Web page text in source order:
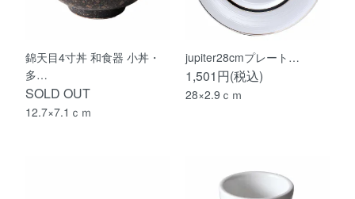
錦天目4寸丼 和食器 小丼・
多…
SOLD OUT
12.7×7.1ｃｍ
jupiter28cmプレート…
1,501円(税込)
28×2.9ｃｍ